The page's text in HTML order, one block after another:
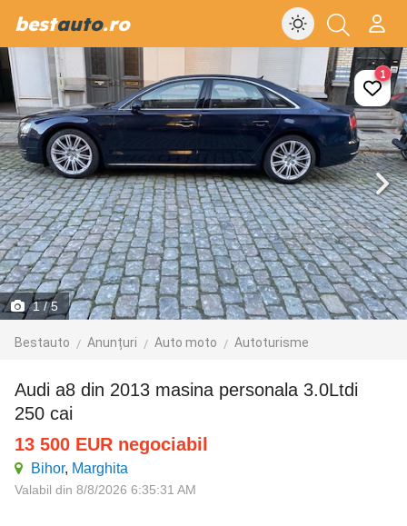
bestauto.ro
1/ 5
Bestauto Anunțuri Auto moto Autoturisme
1
audi a8 din 2013 masina personala 3.0Ltdi
250 cai
13 500 EUR negociabil
Bihor, Marghita
Valabil din 8/8/2026 6:35:31 AM